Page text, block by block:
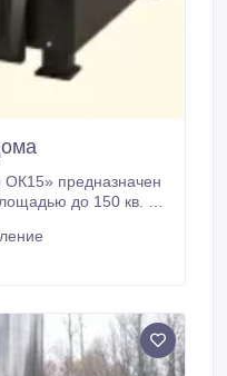
ОК15» предназначен
до 150 кв. м.
котёл
кв.